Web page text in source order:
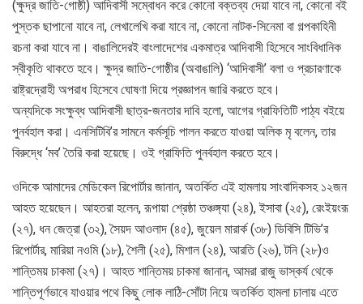
(ক্ষুদ্র জাতি-গোষ্ঠী) আদিবাসী সম্বোধন করে কোনো বক্তব্য দেয়া যাবে না, কোনো বই
পুস্তক ছাপানো যাবে না, লেখালেখি করা যাবে না, কোনো নাটক-সিনেমা বা গল্পকাহিনী
রচনা করা যাবে না। বাঙালিদেরই বাংলাদেশের একমাত্র আদিবাসী হিসেবে সাংবিধানিক
স্বীকৃতি থাকতে হবে। ক্ষুদ্র জাতি-গোষ্ঠীর (অবাঙালি) ‘আদিবাসী’ বলা ও প্রচারণাকে
রাষ্ট্রদ্রোহী অপরাধ হিসেবে ঘোষণা দিয়ে প্রজ্ঞাপন জারি করতে হবে।
অন্যদিকে সংক্ষুব্ধ আদিবাসী ছাত্র-জনতার দাবি হলো, আগের গ্রাফিতিটি পাঠ্য বইয়ে
পুনর্বহাল করা। এনসিটিবি’র সামনে কর্মসূচি পালন করতে যাওয়া অলিক মৃ বলেন, তার
বিরুদ্ধে ‘মব’ তৈরি করা হয়েছে। ওই গ্রাফিতি পুনর্বহাল করতে হবে।
ওদিকে আমাদের মেডিকেল রিপোর্টার জানান, অতর্কিত এই হামলায় সাংবাদিকসহ ১২জন
আহত হয়েছেন। আহতরা হলেন, রূপায়া শ্রেষ্ঠা তঞ্চঙ্গ্যা (২৪), ইসাবা (২৫), রেংইয়ংরূ
(২৭), ধন জেত্রা (৩২), সৈয়দ আওলাদ (৪৫), জুয়েল মারার্ক (৩৮) ডিবিসি টিভি’র
রিপোর্টার, মারিয়া নওমি (১৮), শৈলী (২৫), মিশাল (২৪), আরতি (২৬), টনি (২৮)ও
শান্তিময় চাকমা (২৭)। আহত শান্তিময় চাকমা জানান, আমরা রাজু ভাস্কর্য থেকে
শান্তিপূর্ণভাবে যাওয়ার পথে কিছু লোক লাঠি-সোঁটা নিয়ে অতর্কিত হামলা চালায় এতে